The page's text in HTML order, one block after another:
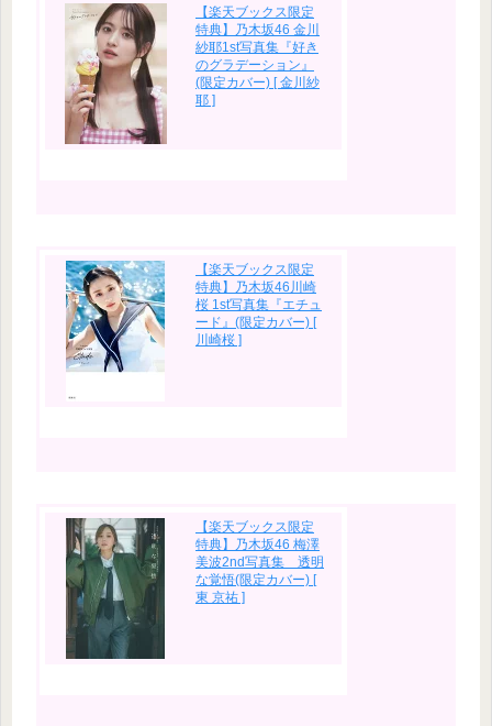
【楽天ブックス限定
特典】乃木坂46 金川
紗耶1st写真集『好き
のグラデーション』
(限定カバー) [ 金川紗
耶 ]
【楽天ブックス限定
特典】乃木坂46川崎
桜 1st写真集『エチュ
ード』(限定カバー) [
川崎桜 ]
【楽天ブックス限定
特典】乃木坂46 梅澤
美波2nd写真集 透明
な覚悟(限定カバー) [
東 京祐 ]